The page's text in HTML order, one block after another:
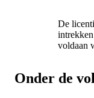
De
voldaan
Onder de